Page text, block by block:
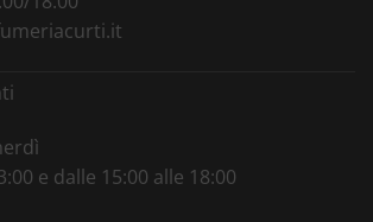
e dalle 15:00 alle 18:00